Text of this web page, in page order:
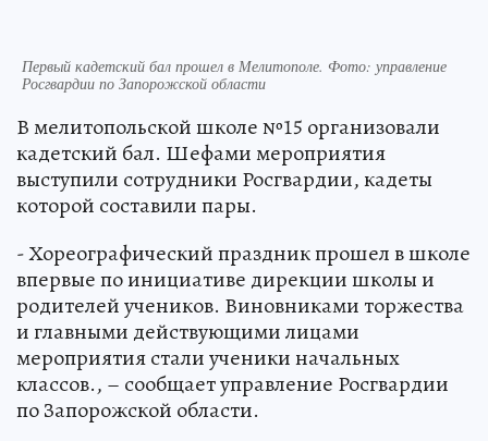
Первый кадетский бал прошел в Мелитополе. Фото: управление
Росгвардии по Запорожской области
В мелитопольской школе №15 организовали
кадетский бал. Шефами мероприятия
выступили сотрудники Росгвардии, кадеты
которой составили пары.
- Хореографический праздник прошел в школе
впервые по инициативе дирекции школы и
родителей учеников. Виновниками торжества
и главными действующими лицами
мероприятия стали ученики начальных
классов., – сообщает управление Росгвардии
по Запорожской области.